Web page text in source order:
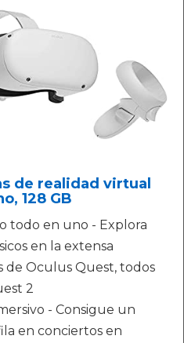
de realidad virtual
128 GB
todo en uno - Explora
en la extensa
de Oculus Quest, todos
2
- Consigue un
en conciertos en